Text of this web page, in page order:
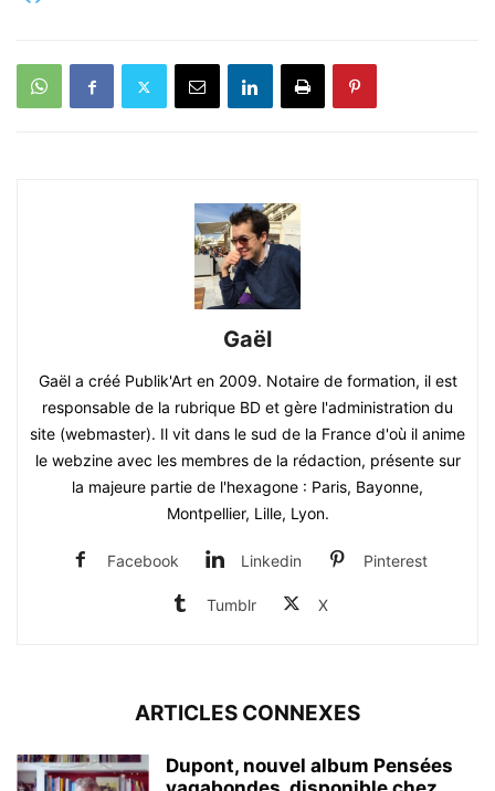
Gaël
Gaël a créé Publik'Art en 2009. Notaire de formation, il est
responsable de la rubrique BD et gère l'administration du
site (webmaster). Il vit dans le sud de la France d'où il anime
le webzine avec les membres de la rédaction, présente sur
la majeure partie de l'hexagone : Paris, Bayonne,
Montpellier, Lille, Lyon.
Facebook Linkedin Pinterest
Tumblr X
ARTICLES CONNEXES
Dupont, nouvel album Pensées